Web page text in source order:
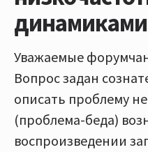
Уважаемые
Вопрос задан
описать проблему
(проблема-беда)
воспроизведении